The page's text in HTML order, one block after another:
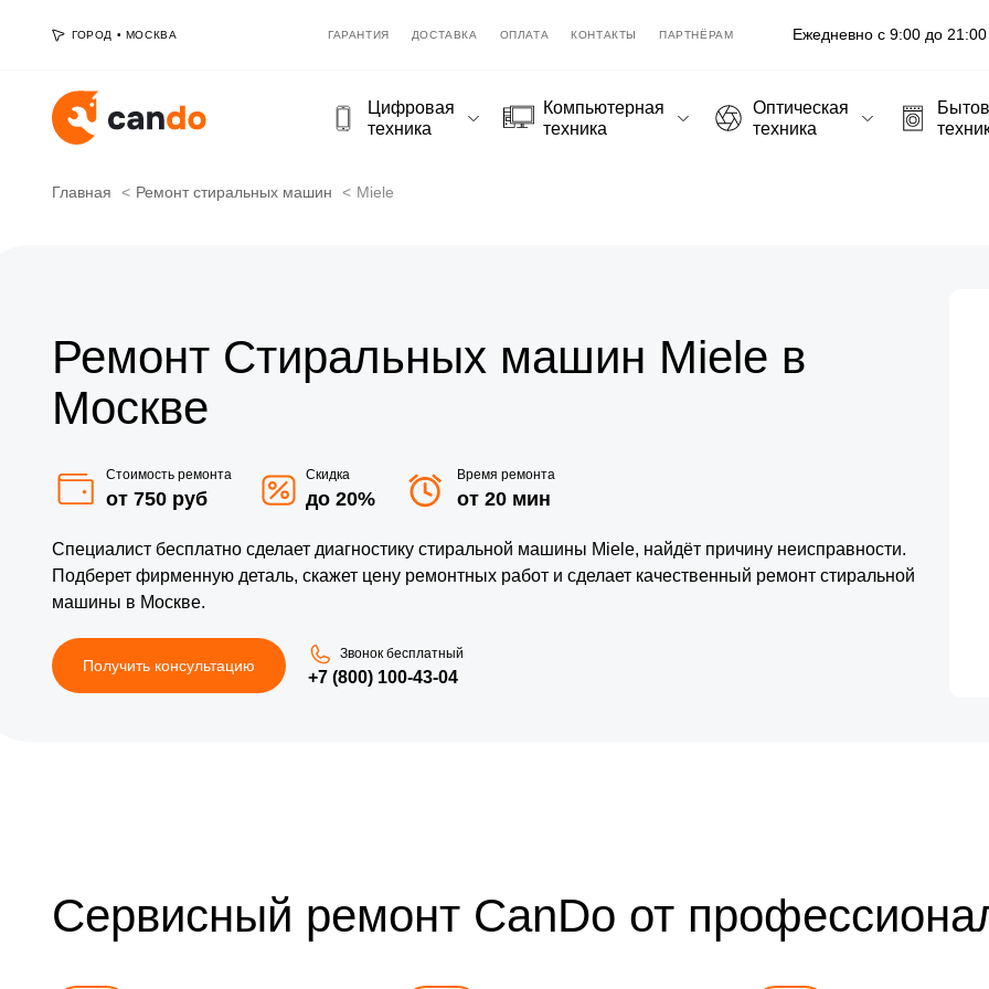
ГОРОД • МОСКВА ГАРАНТИЯ ДОСТАВКА ОПЛАТА КОНТАКТЫ ПАРТНЁРАМ Ежедневно с 9:00 до 21:00
Цифровая
техника
Компьютерная
техника
Оптическая
техника
Главная Ремонт стиральных машин Miele
Ремонт Стиральных машин Miele в
Москве
Стоимость ремонта
от 750 руб
Скидка
до 20%
Время ремонта
от 20 мин
Специалист бесплатно сделает диагностику стиральной машины Miele, найдёт причину неисправности.
Подберет фирменную деталь, скажет цену ремонтных работ и сделает качественный ремонт стиральной
машины в Москве.
Получить консультацию
Звонок бесплатный
+7 (800) 100-43-04
Сервисный ремонт CanDo от